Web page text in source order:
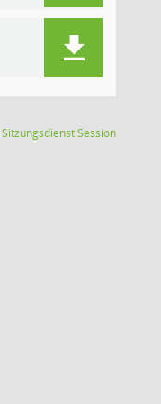
SitzungsdienstSession(Wird in